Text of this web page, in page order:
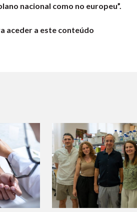
nacional como no europeu”.
aceder a este conteúdo